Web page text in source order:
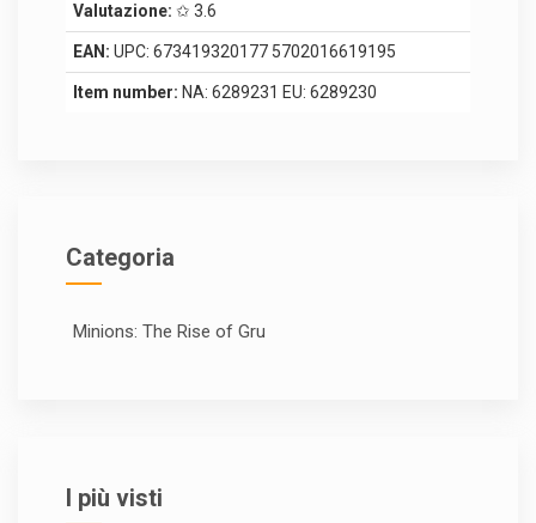
Valutazione: ✩ 3.6
EAN: UPC: 673419320177 5702016619195
Item number: NA: 6289231 EU: 6289230
Categoria
Minions: The Rise of Gru
I più visti